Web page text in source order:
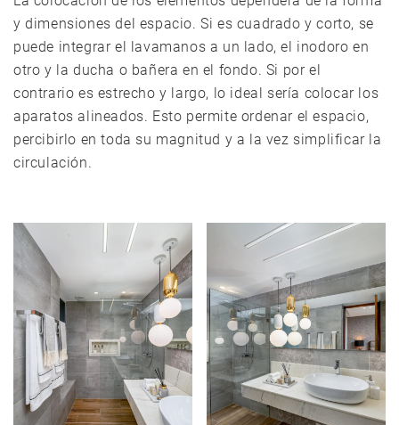
y dimensiones del espacio. Si es cuadrado y corto, se
puede integrar el lavamanos a un lado, el inodoro en
otro y la ducha o bañera en el fondo. Si por el
contrario es estrecho y largo, lo ideal sería colocar los
aparatos alineados. Esto permite ordenar el espacio,
percibirlo en toda su magnitud y a la vez simplificar la
circulación.